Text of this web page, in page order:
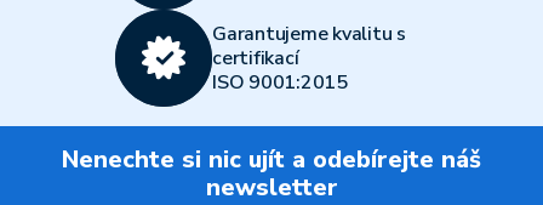
Garantujeme kvalitu s
certifikací
ISO 9001:2015
Nenechte si nic ujít a odebírejte náš
newsletter